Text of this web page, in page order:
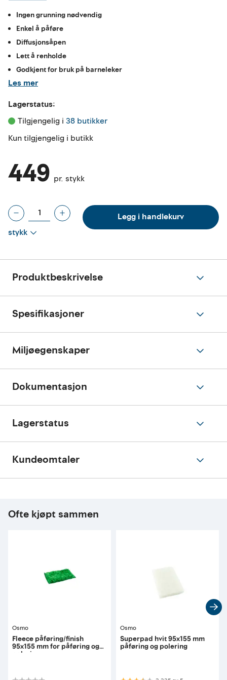
Ingen grunning nødvendig
Enkel å påføre
Diffusjonsåpen
Lett å renholde
Godkjent for bruk på barneleker
Les mer
Lagerstatus:
Tilgjengelig i 38 butikker
Kun tilgjengelig i butikk
449 pr. stykk
stykk
Legg i handlekurv
Produktbeskrivelse
Spesifikasjoner
Miljøegenskaper
Dokumentasjon
Lagerstatus
Kundeomtaler
Ofte kjøpt sammen
Osmo
Fleece påføring/finish
95x155 mm for påføring og
polering
Osmo
Superpad hvit 95x155 mm
påføring og polering